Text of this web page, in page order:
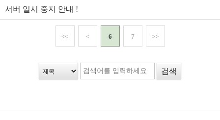
서버 일시 중지 안내 !
<< < 6 7 >>